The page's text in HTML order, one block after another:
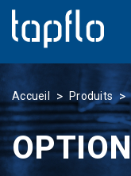
Accueil > Produits >